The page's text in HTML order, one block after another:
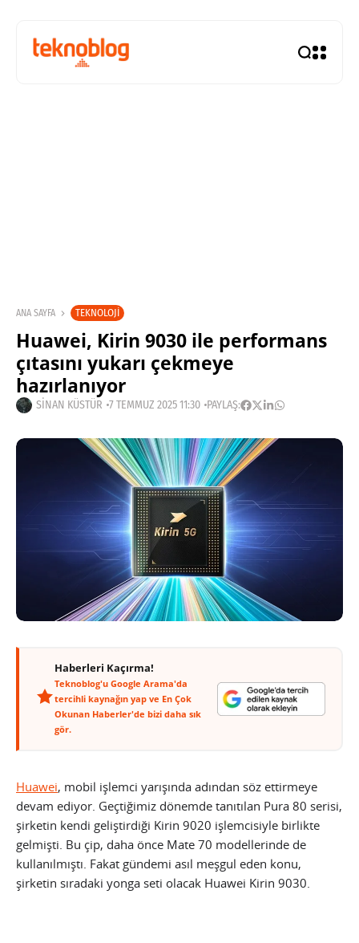
ANA SAYFA TEKNOLOJI
Huawei, Kirin 9030 ile performans
çıtasını yukarı çekmeye
hazırlanıyor
SINAN KÜSTÜR 7 TEMMUZ 2025 11:30 PAYLAŞ:
Haberleri Kaçırma!
Teknoblog'u Google Arama'da
tercihli kaynağın yap ve En Çok
Okunan Haberler'de bizi daha sık
gör.
Huawei, mobil işlemci yarışında adından söz ettirmeye
devam ediyor. Geçtiğimiz dönemde tanıtılan Pura 80 serisi,
şirketin kendi geliştirdiği Kirin 9020 işlemcisiyle birlikte
gelmişti. Bu çip, daha önce Mate 70 modellerinde de
kullanılmıştı. Fakat gündemi asıl meşgul eden konu,
şirketin sıradaki yonga seti olacak Huawei Kirin 9030.